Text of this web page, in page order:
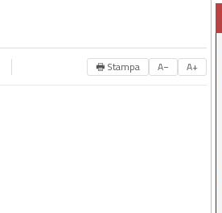
🖶 Stampa A− A+